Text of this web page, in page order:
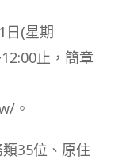
日(星期
止，簡章
。
35位、原住